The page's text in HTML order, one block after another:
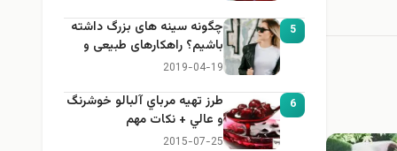
5
چگونه سینه های بزرگ داشته
باشیم؟ راهکارهای طبیعی و
خانگی برای بزرگ کردن سینه
2019-04-19
6
طرز تهيه مرباي آلبالو خوشرنگ
و عالي + نكات مهم
2015-07-25